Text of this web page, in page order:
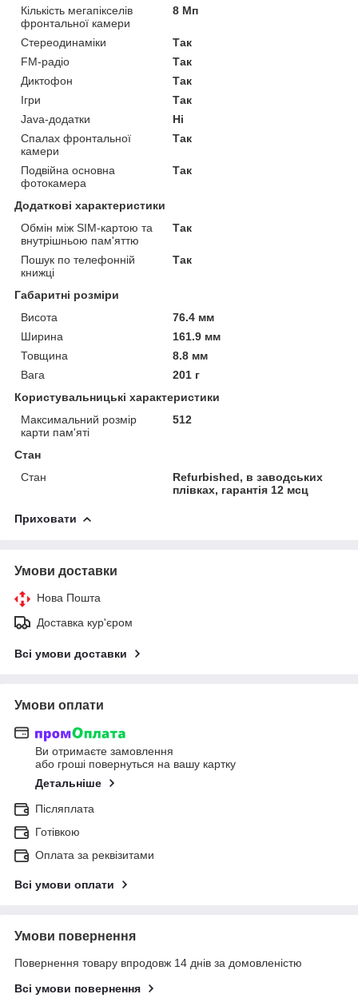
Кількість мегапікселів
фронтальної камери
8 Мп
Стереодинаміки
Так
FM-радіо
Так
Диктофон
Так
Ігри
Так
Java-додатки
Ні
Спалах фронтальної
камери
Так
Подвійна основна
фотокамера
Так
Додаткові характеристики
Обмін між SIM-картою та
внутрішньою пам'яттю
Так
Пошук по телефонній
книжці
Так
Габаритні розміри
Висота
76.4 мм
Ширина
161.9 мм
Товщина
8.8 мм
Вага
201 г
Користувальницькі характеристики
Максимальний розмір
карти пам'яті
512
Стан
Стан
Refurbished, в заводських
плівках, гарантія 12 мсц
Приховати
Умови доставки
Нова Пошта
Доставка кур'єром
Всі умови доставки
Умови оплати
Ви отримаєте замовлення
або гроші повернуться на вашу картку
Детальніше
Післяплата
Готівкою
Оплата за реквізитами
Всі умови оплати
Умови повернення
Повернення товару впродовж 14 днів за домовленістю
Всі умови повернення